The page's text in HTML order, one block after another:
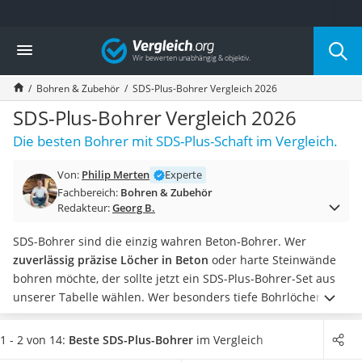
Die beliebtesten Vergleiche nach Kategorie
Baumarkt
Tresor feuerfest
Makita-Akku-Rasenmäher
Kappsäge
Smartes Türschloss
Akku-Rasentrimmer
Split-Klimaanlage 2 Innengeräte
Pelletofen
Tiefbrunnenpumpe
Fliesenschneider
Hochdruckreiniger
Doppelschleifer
Überwachungskamera
Benzinrasenmäher mit Elektrostart
Vergleich
Bohren & Zubehör SDS-Plus-Bohrer Vergleich 2026
SDS-Plus-Bohrer Vergleich 2026
Die besten Bohrer mit SDS-Plus-Schaft im Vergleich.
Von: Philip Merten
Experte
Fachbereich: Bohren & Zubehör
Redakteur:Georg B.
SDS-Bohrer sind die einzig wahren Beton-Bohrer. Wer
zuverlässig präzise Löcher in Beton oder harte Steinwände
bohren möchte, der sollte jetzt ein SDS-Plus-Bohrer-Set aus
unserer Tabelle wählen. Wer besonders tiefe Bohrlöcher
bohren möchte, sollte am besten einen SDS-Bohrer ausHSS
wählen, da diese die starken Schwingungen am besten
1 - 2 von 14: Beste SDS-Plus-Bohrer im Vergleich